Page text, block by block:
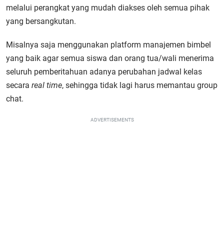
melalui perangkat yang mudah diakses oleh semua pihak
yang bersangkutan.
Misalnya saja menggunakan platform manajemen bimbel
yang baik agar semua siswa dan orang tua/wali menerima
seluruh pemberitahuan adanya perubahan jadwal kelas
secara real time, sehingga tidak lagi harus memantau group
chat.
ADVERTISEMENTS